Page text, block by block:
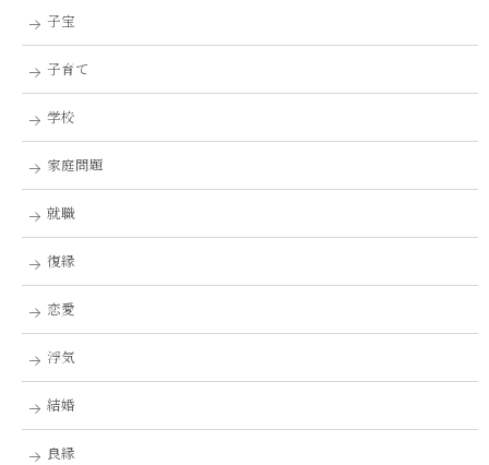
子宝
子育て
学校
家庭問題
就職
復縁
恋愛
浮気
結婚
良縁